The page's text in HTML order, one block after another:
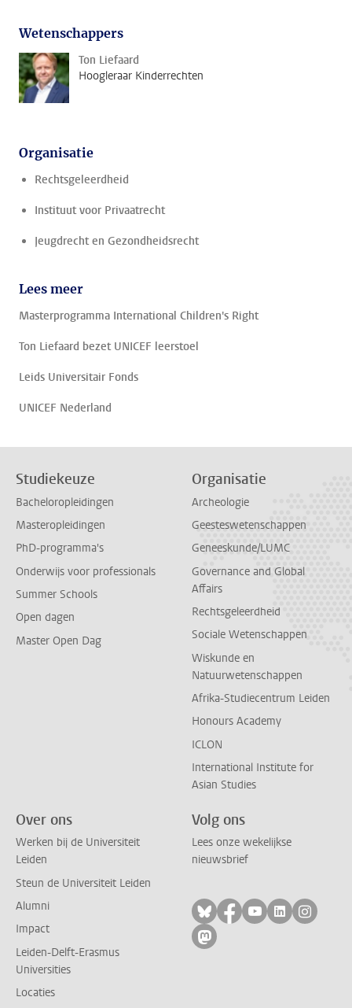
Wetenschappers
Ton Liefaard
Hoogleraar Kinderrechten
Organisatie
Rechtsgeleerdheid
Instituut voor Privaatrecht
Jeugdrecht en Gezondheidsrecht
Lees meer
Masterprogramma International Children's Right
Ton Liefaard bezet UNICEF leerstoel
Leids Universitair Fonds
UNICEF Nederland
Studiekeuze
Bacheloropleidingen
Masteropleidingen
PhD-programma's
Onderwijs voor professionals
Summer Schools
Open dagen
Master Open Dag
Organisatie
Archeologie
Geesteswetenschappen
Geneeskunde/LUMC
Governance and Global
Affairs
Rechtsgeleerdheid
Sociale Wetenschappen
Wiskunde en
Natuurwetenschappen
Afrika-Studiecentrum Leiden
Honours Academy
ICLON
International Institute for
Asian Studies
Over ons
Werken bij de Universiteit
Leiden
Steun de Universiteit Leiden
Alumni
Impact
Leiden-Delft-Erasmus
Universities
Locaties
Volg ons
Lees onze wekelijkse
nieuwsbrief
Volg ons op bluesky
Volg ons op
Volg ons op
Volg ons
Volg
Volg ons op mastodon